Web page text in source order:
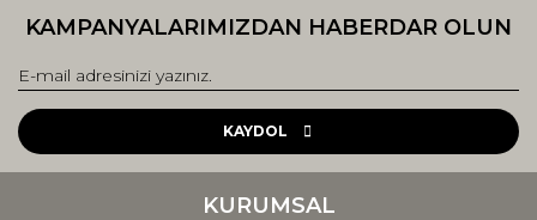
KAMPANYALARIMIZDAN HABERDAR OLUN
KAYDOL
KURUMSAL